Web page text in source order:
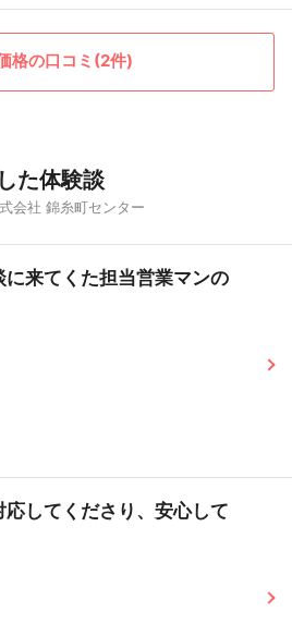
格の口コミ(2件)
た体験談
会社 錦糸町センター
来てくた担当営業マンの
してくださり、安心して